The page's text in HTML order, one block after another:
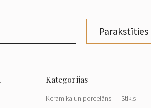
Parakstīties
Keramika un porcelāns Stikls